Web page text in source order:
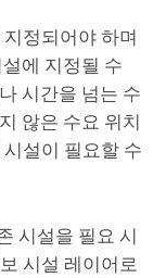
정되어야 하며
에 지정될 수
시간을 넘는 수
않은 수요 위치
설이 필요할 수
시설을 필요 시
시설 레이어로